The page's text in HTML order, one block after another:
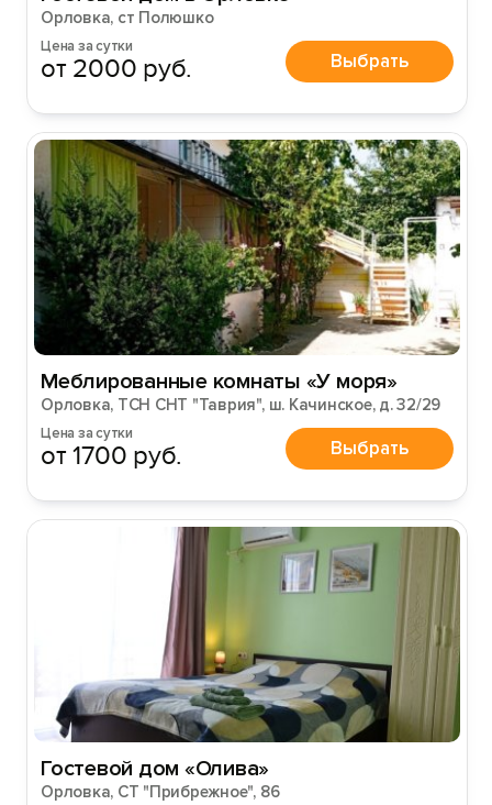
Орловка, ст Полюшко
Цена за сутки
от 2000 руб. Выбрать
Меблированные комнаты «У моря»
Орловка, ТСН СНТ "Таврия", ш. Качинское, д. 32/29
Цена за сутки
от 1700 руб. Выбрать
Гостевой дом «Олива»
Орловка, СТ "Прибрежное", 86